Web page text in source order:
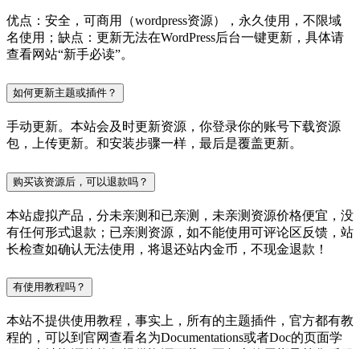
优点：安全，可商用（wordpress资源），永久使用，不限域
名使用；缺点：更新无法在WordPress后台一键更新，具体请
查看网站“新手必读”。
如何更新主题或插件？
手动更新。本站会及时更新资源，你登录你的账号下载资源
包，上传更新。和安装步骤一样，最后是覆盖更新。
购买该资源后，可以退款吗？
本站虚拟产品，分未亲测和已亲测，未亲测资源价格便宜，没
有任何形式退款；已亲测资源，如不能使用可评论区反馈，站
长检查如确认无法使用，将退还站内金币，不现金退款！
有使用教程吗？
本站不提供使用教程，事实上，所有的主题插件，官方都有教
程的，可以到官网查看名为Documentations或者Doc的页面学